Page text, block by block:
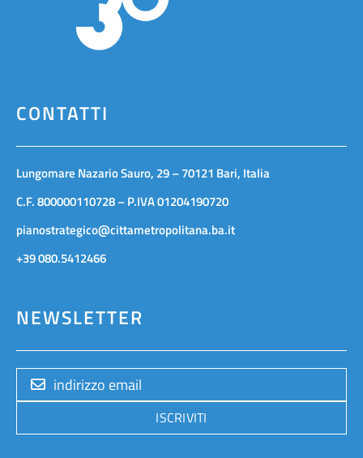
CONTATTI
Lungomare Nazario Sauro, 29 – 70121 Bari, Italia
C.F. 800000110728 – P.IVA 01204190720
pianostrategico@cittametropolitana.ba.it
+39 080.5412466
NEWSLETTER
ISCRIVITI